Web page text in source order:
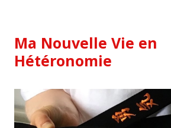
content
Ma Nouvelle Vie en
Hétéronomie